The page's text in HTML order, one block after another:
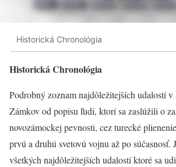
Historická Chronológia
Historická Chronológia
Podrobný zoznam najdôležitejších udalostí
Zámkov od popisu ľudí, ktorí sa zaslúžili o
novozámockej pevnosti, cez turecké
prvú a druhú svetovú vojnu až po súčasnosť.
všetkých najdôležitejších udalostí ktoré sa